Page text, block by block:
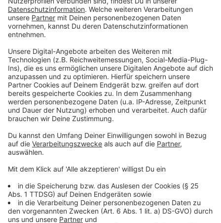
Anzeige
Eure 90s Hits am Ostersonntag
Anzeige
Anzeige
Eure 2000s Hits am Ostermontag
Anzeige